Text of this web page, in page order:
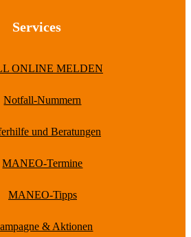
Services
ONLINE MELDEN
Notfall-Nummern
und Beratungen
MANEO-Termine
MANEO-Tipps
& Aktionen